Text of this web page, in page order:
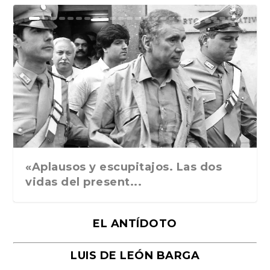
Ground Rules. Alejan...
«Rafael: Poesía subl...
Bienvenidos al circo...
Georges de La Tour. ...
Robert Capa: la hist...
«Aplausos y escupitajos. Las dos
vidas del present...
EL ANTÍDOTO
LUIS DE LEÓN BARGA